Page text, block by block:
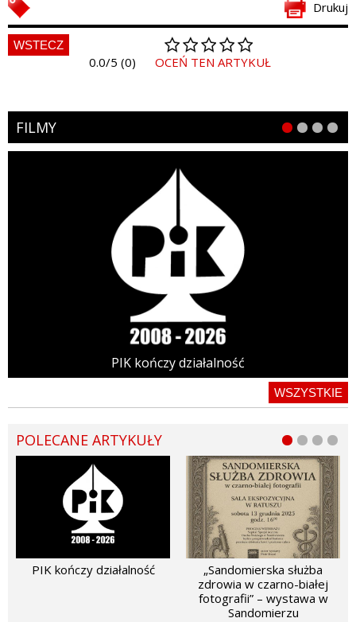
Drukuj
WSTECZ
0.0/5 (0) OCEŃ TEN ARTYKUŁ
FILMY
PIK kończy działalność
WSZYSTKIE
POLECANE ARTYKUŁY
PIK kończy działalność
„Sandomierska służba
zdrowia w czarno-białej
fotografii” – wystawa w
Sandomierzu